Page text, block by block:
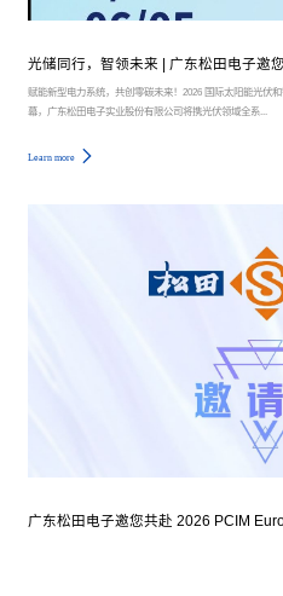
光储同行，智领未来 | 广东松田电子邀
赋能新型电力系统，共创零碳未来！2026 国际太阳能光伏
幕，广东松田电子实业股份有限公司将携光伏领域全系...
Learn more
广东松田电子邀您共赴 2026 PCIM